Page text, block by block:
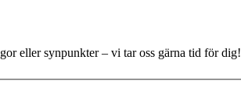
eller synpunkter – vi tar oss gärna tid för dig!